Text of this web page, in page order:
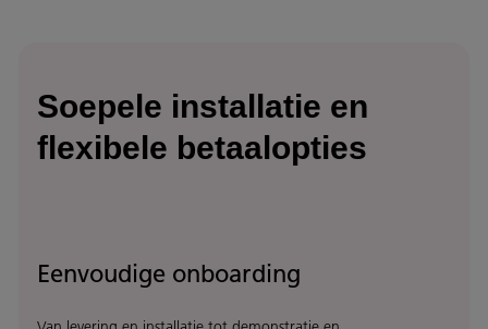
Soepele installatie en
flexibele betaalopties
Eenvoudige onboarding